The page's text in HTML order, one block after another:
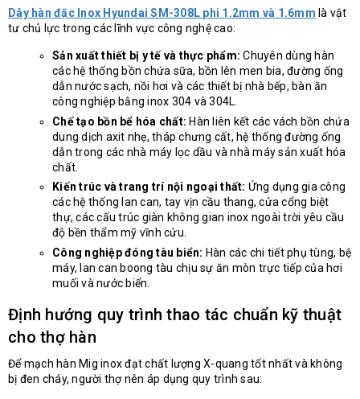
Dây hàn đặc Inox Hyundai SM-308L phi 1.2mm và 1.6mm là vật
tư chủ lực trong các lĩnh vực công nghệ cao:
Sản xuất thiết bị y tế và thực phẩm: Chuyên dùng hàn
các hệ thống bồn chứa sữa, bồn lên men bia, đường ống
dẫn nước sạch, nồi hơi và các thiết bị nhà bếp, bàn ăn
công nghiệp bằng inox 304 và 304L.
Chế tạo bồn bể hóa chất: Hàn liên kết các vách bồn chứa
dung dịch axit nhẹ, tháp chưng cất, hệ thống đường ống
dẫn trong các nhà máy lọc dầu và nhà máy sản xuất hóa
chất.
Kiến trúc và trang trí nội ngoại thất: Ứng dụng gia công
các hệ thống lan can, tay vịn cầu thang, cửa cổng biệt
thự, các cấu trúc giàn không gian inox ngoài trời yêu cầu
độ bền thẩm mỹ vĩnh cửu.
Công nghiệp đóng tàu biển: Hàn các chi tiết phụ tùng, bệ
máy, lan can boong tàu chịu sự ăn mòn trực tiếp của hơi
muối và nước biển.
Định hướng quy trình thao tác chuẩn kỹ thuật
cho thợ hàn
Để mạch hàn Mig inox đạt chất lượng X-quang tốt nhất và không
bị đen cháy, người thợ nên áp dụng quy trình sau: